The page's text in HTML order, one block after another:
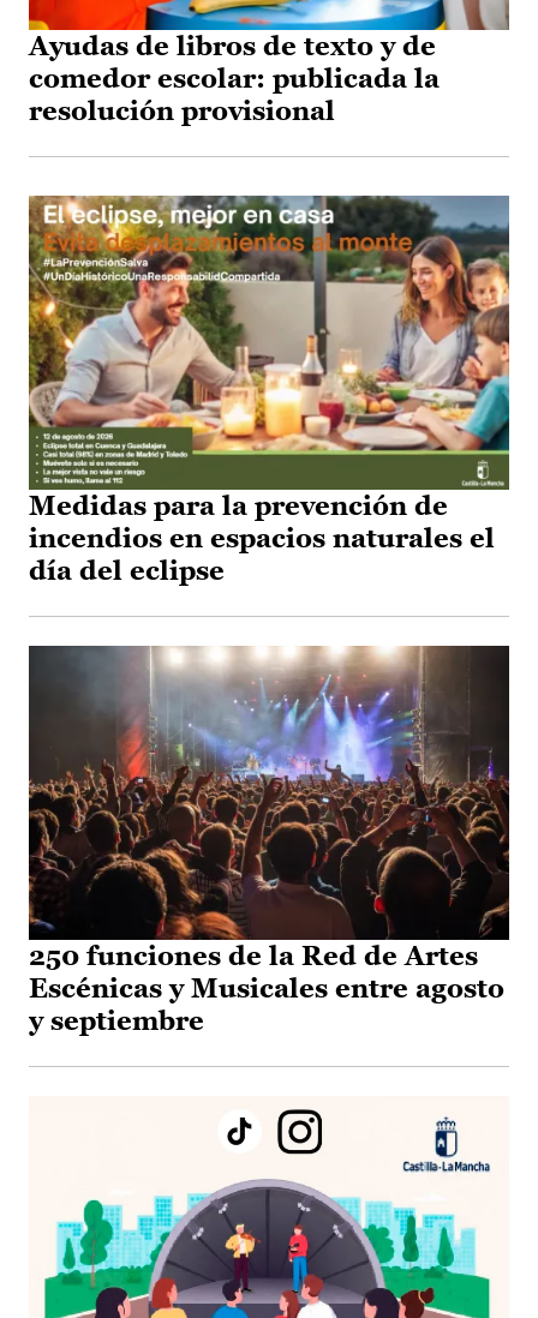
Ayudas de libros de texto y de
comedor escolar: publicada la
resolución provisional
Medidas para la prevención de
incendios en espacios naturales el
día del eclipse
250 funciones de la Red de Artes
Escénicas y Musicales entre agosto
y septiembre